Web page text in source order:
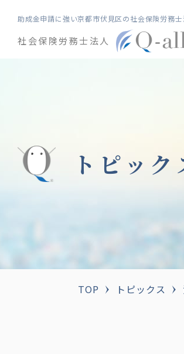
助成金申請に強い京都市伏見区の社会保険労務士
社会保険労務士法人
トピック
TOP トピックス